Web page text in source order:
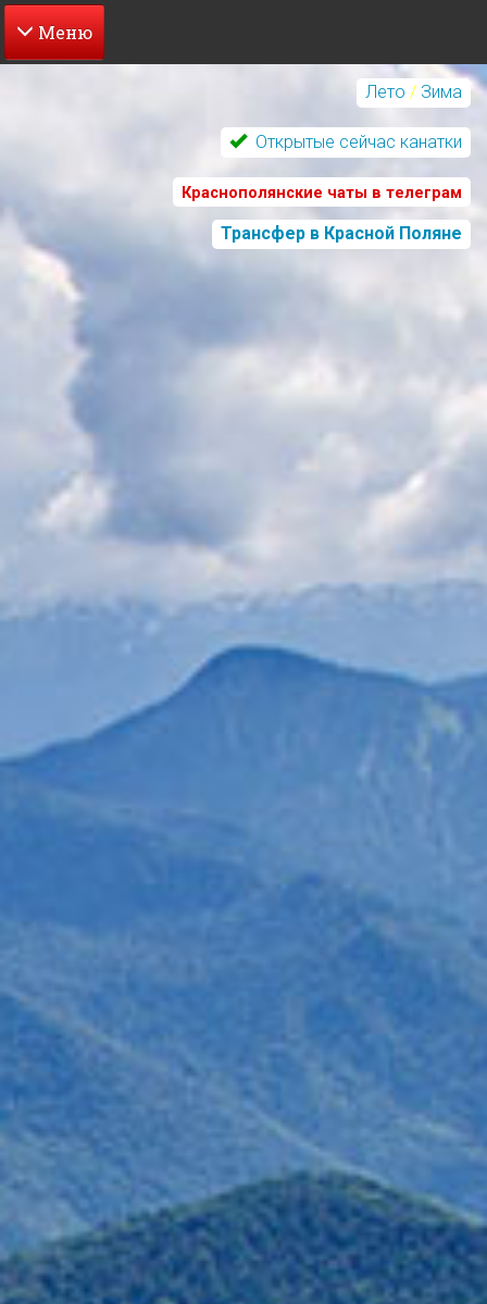
Перейти
Лето / Зима
Открытые сейчас канатки
Краснополянские чаты в телеграм
Трансфер в Красной Поляне